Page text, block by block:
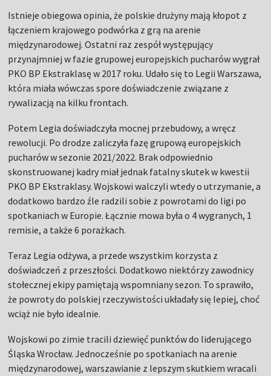
Istnieje obiegowa opinia, że polskie drużyny mają kłopot z
łączeniem krajowego podwórka z grą na arenie
międzynarodowej. Ostatni raz zespół występujący
przynajmniej w fazie grupowej europejskich pucharów wygrał
PKO BP Ekstraklasę w 2017 roku. Udało się to Legii Warszawa,
która miała wówczas spore doświadczenie związane z
rywalizacją na kilku frontach.
Potem Legia doświadczyła mocnej przebudowy, a wręcz
rewolucji. Po drodze zaliczyła fazę grupową europejskich
pucharów w sezonie 2021/2022. Brak odpowiednio
skonstruowanej kadry miał jednak fatalny skutek w kwestii
PKO BP Ekstraklasy. Wojskowi walczyli wtedy o utrzymanie, a
dodatkowo bardzo źle radzili sobie z powrotami do ligi po
spotkaniach w Europie. Łącznie mowa była o 4 wygranych, 1
remisie, a także 6 porażkach.
Teraz Legia odżywa, a przede wszystkim korzysta z
doświadczeń z przeszłości. Dodatkowo niektórzy zawodnicy
stołecznej ekipy pamiętają wspomniany sezon. To sprawiło,
że powroty do polskiej rzeczywistości układały się lepiej, choć
wciąż nie było idealnie.
Wojskowi po zimie tracili dziewięć punktów do liderującego
Śląska Wrocław. Jednocześnie po spotkaniach na arenie
międzynarodowej, warszawianie z lepszym skutkiem wracali